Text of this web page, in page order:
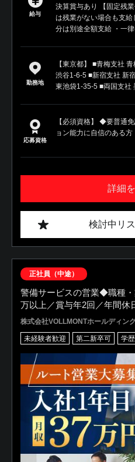
給与
決算賞与あり 【固定残
は残業がない場合も支
分は別途全額支給 ・一
勤務地
【東京都】 ■青梅支社
渋谷1-6-5 ■新宿支社 新
東池袋1-35-5 ■両国支社
応募資格
【必須資格】 ◆要普通
ョン能力に自信のある
詳細
検討中リ
正社員（中途）
警備サービスの営業◆職種
万以上／賞与年2回／年間
株式会社VOLLMONTホールディン
未経験者歓迎 第二新卒可 学